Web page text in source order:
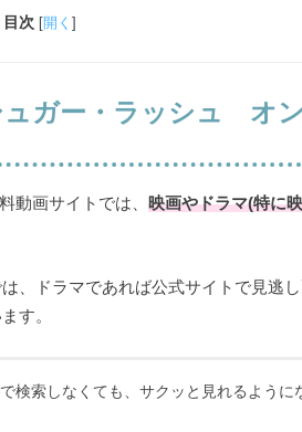
目次 [開く ]
ガー・ラッシュ オ
動画サイトでは、 映画やドラマ(特に
、ドラマであれば公式サイトで見逃し
す。
検索しなくても、サクッと見れるように